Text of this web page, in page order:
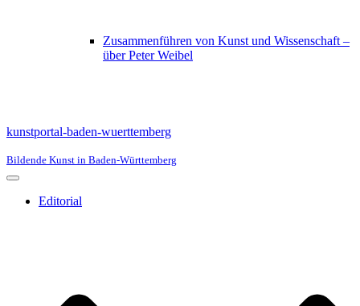
Zusammenführen von Kunst und Wissenschaft –
über Peter Weibel
kunstportal-baden-wuerttemberg
Bildende Kunst in Baden-Württemberg
Navigationsmenü
Editorial